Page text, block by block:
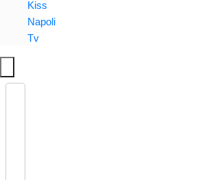
Kiss
Napoli
Tv